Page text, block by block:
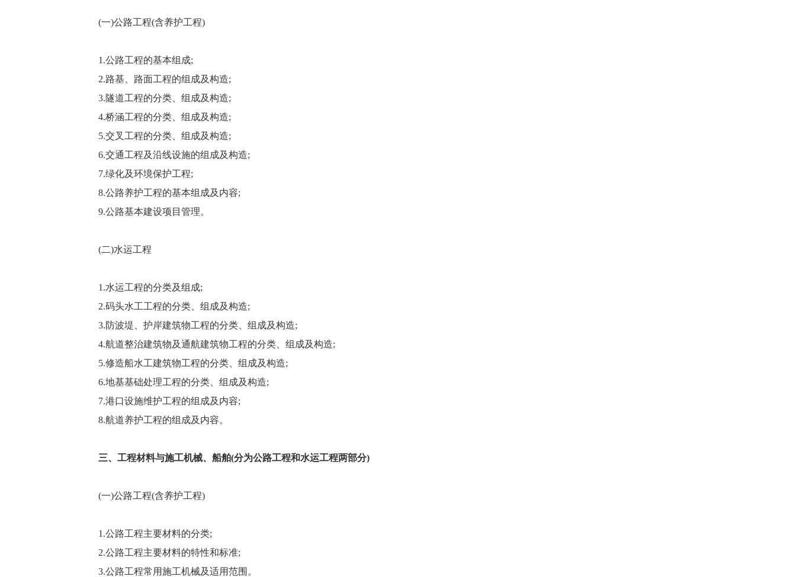
(一)公路工程(含养护工程)
1.公路工程的基本组成;
2.路基、路面工程的组成及构造;
3.隧道工程的分类、组成及构造;
4.桥涵工程的分类、组成及构造;
5.交叉工程的分类、组成及构造;
6.交通工程及沿线设施的组成及构造;
7.绿化及环境保护工程;
8.公路养护工程的基本组成及内容;
9.公路基本建设项目管理。
(二)水运工程
1.水运工程的分类及组成;
2.码头水工工程的分类、组成及构造;
3.防波堤、护岸建筑物工程的分类、组成及构造;
4.航道整治建筑物及通航建筑物工程的分类、组成及构造;
5.修造船水工建筑物工程的分类、组成及构造;
6.地基基础处理工程的分类、组成及构造;
7.港口设施维护工程的组成及内容;
8.航道养护工程的组成及内容。
三、工程材料与施工机械、船舶(分为公路工程和水运工程两部分)
(一)公路工程(含养护工程)
1.公路工程主要材料的分类;
2.公路工程主要材料的特性和标准;
3.公路工程常用施工机械及适用范围。